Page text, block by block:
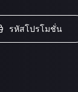
รหัสโปรโมชั่น